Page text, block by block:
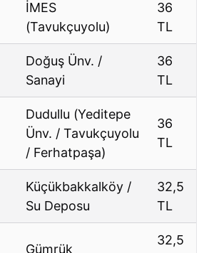
İMES
(Tavukçuyolu)
36
TL
Doğuş Ünv. /
Sanayi
36
TL
Dudullu (Yeditepe
Ünv. / Tavukçuyolu
/ Ferhatpaşa)
36
TL
Küçükbakkalköy /
Su Deposu
32,5
TL
Gümrük
32,5